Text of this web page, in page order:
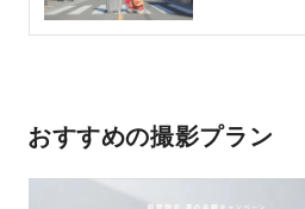
おすすめの撮影プラン